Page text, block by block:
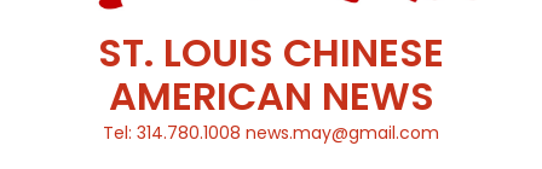
ST. LOUIS CHINESE
AMERICAN NEWS
Tel: 314.780.1008 news.may@gmail.com